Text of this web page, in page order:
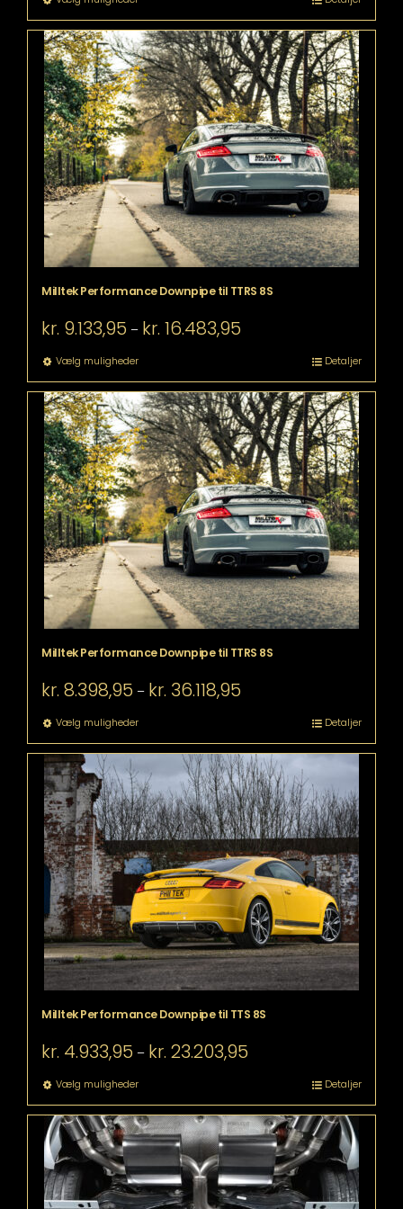
vare
har
flere
varianter.
Mulighederne
kan
vælges
på
varesiden
Milltek Performance Downpipe til TTRS 8S
kr. 9.133,95 – kr. 16.483,95
Vælg mulighederDette
vare
har
flere
varianter.
Mulighederne
kan
vælges
på
varesiden
Detaljer
Milltek Performance Downpipe til TTRS 8S
kr. 8.398,95 – kr. 36.118,95
Vælg mulighederDette
vare
har
flere
varianter.
Mulighederne
kan
vælges
på
varesiden
Detaljer
Milltek Performance Downpipe til TTS 8S
kr. 4.933,95 – kr. 23.203,95
Vælg mulighederDette
vare
har
flere
varianter.
Mulighederne
kan
vælges
Detaljer